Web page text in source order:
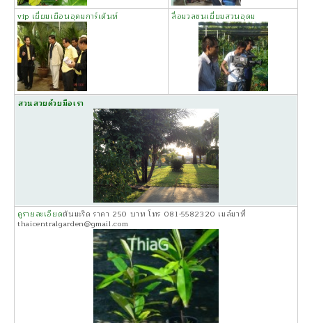
vip เยี่ยมเยือนอุดมการ์เด้นท์ สื่อมวลชนเยี่ยมสวนอุดม
สวนสวยด้วยมือเรา
ดูรายละเอียดต้นมะริด ราคา 250 บาท โทร 081-5582320 เมล์มาที่
thaicentralgarden@gmail.com